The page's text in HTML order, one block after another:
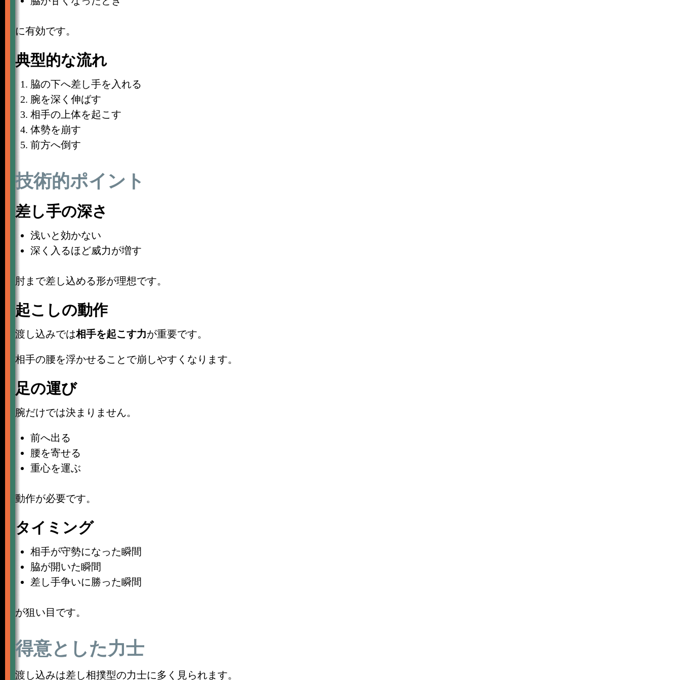
に有効です。
典型的な流れ
脇の下へ差し手を入れる
腕を深く伸ばす
相手の上体を起こす
体勢を崩す
前方へ倒す
技術的ポイント
差し手の深さ
浅いと効かない
深く入るほど威力が増す
肘まで差し込める形が理想です。
起こしの動作
渡し込みでは相手を起こす力が重要です。
相手の腰を浮かせることで崩しやすくなります。
足の運び
腕だけでは決まりません。
前へ出る
腰を寄せる
重心を運ぶ
動作が必要です。
タイミング
相手が守勢になった瞬間
脇が開いた瞬間
差し手争いに勝った瞬間
が狙い目です。
得意とした力士
渡し込みは差し相撲型の力士に多く見られます。